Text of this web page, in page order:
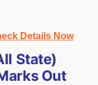
Details Now
State)
Out